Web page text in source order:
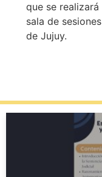
que se
sala de
de Jujuy.